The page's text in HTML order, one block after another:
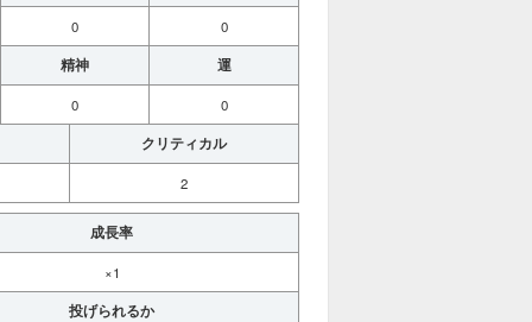
0 0
精神 運
0 0
クリティカル
2
成長率
×1
投げられるか